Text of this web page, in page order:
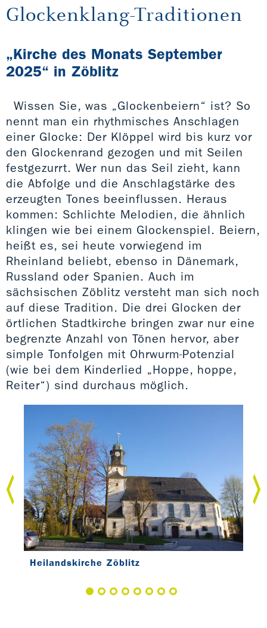
Glockenklang-Traditionen
„Kirche des Monats September
2025“ in Zöblitz
Wissen Sie, was „Glockenbeiern“ ist? So
nennt man ein rhythmisches Anschlagen
einer Glocke: Der Klöppel wird bis kurz vor
den Glockenrand gezogen und mit Seilen
festgezurrt. Wer nun das Seil zieht, kann
die Abfolge und die Anschlagstärke des
erzeugten Tones beeinflussen. Heraus
kommen: Schlichte Melodien, die ähnlich
klingen wie bei einem Glockenspiel. Beiern,
heißt es, sei heute vorwiegend im
Rheinland beliebt, ebenso in Dänemark,
Russland oder Spanien. Auch im
sächsischen Zöblitz versteht man sich noch
auf diese Tradition. Die drei Glocken der
örtlichen Stadtkirche bringen zwar nur eine
begrenzte Anzahl von Tönen hervor, aber
simple Tonfolgen mit Ohrwurm-Potenzial
(wie bei dem Kinderlied „Hoppe, hoppe,
Reiter“) sind durchaus möglich.
Heilandskirche Zöblitz